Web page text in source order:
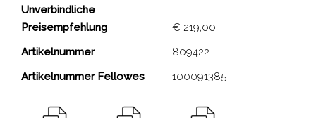
Modell Galaxy Basic
Unverbindliche
Preisempfehlung
€ 219,00
Artikelnummer
809422
Artikelnummer Fellowes
100091385